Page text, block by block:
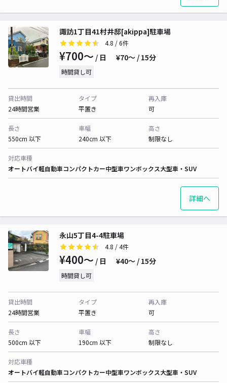
諏訪1丁目41村井邸[akippa]駐車場
4.8 / 6件
¥700〜 / 日 ¥70〜 / 15分
時間貸し可
貸出時間
24時間営業
タイプ
平置き
再入庫
可
長さ
550cm 以下
車幅
240cm 以下
高さ
制限なし
対応車種
オートバイ軽自動車コンパクトカー中型車ワンボックス大型車・SUV
詳細へ
永山5丁目4-4駐車場
4.8 / 4件
¥400〜 / 日 ¥40〜 / 15分
時間貸し可
貸出時間
24時間営業
タイプ
平置き
再入庫
可
長さ
500cm 以下
車幅
190cm 以下
高さ
制限なし
対応車種
オートバイ軽自動車コンパクトカー中型車ワンボックス大型車・SUV